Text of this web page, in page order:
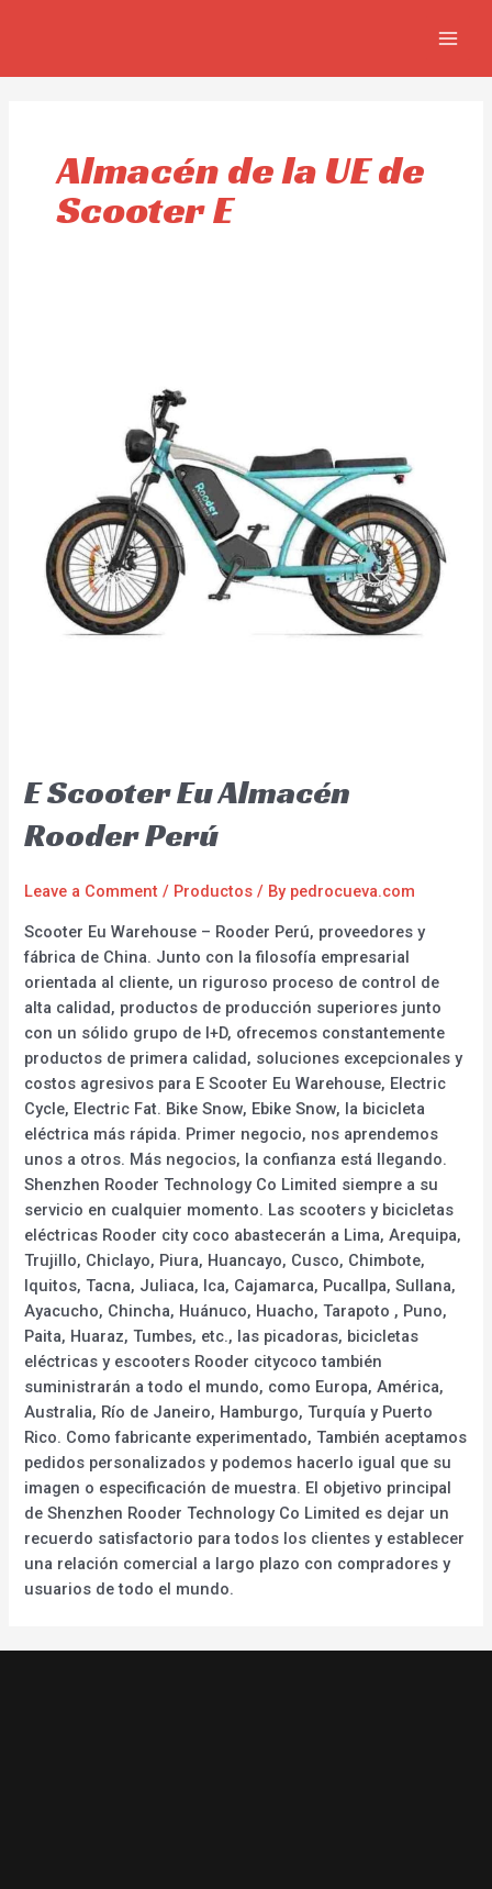
Almacén de la UE de
Scooter E
E Scooter Eu Almacén
Rooder Perú
Leave a Comment / Productos / By pedrocueva.com
Scooter Eu Warehouse – Rooder Perú, proveedores y
fábrica de China. Junto con la filosofía empresarial
orientada al cliente, un riguroso proceso de control de
alta calidad, productos de producción superiores junto
con un sólido grupo de I+D, ofrecemos constantemente
productos de primera calidad, soluciones excepcionales y
costos agresivos para E Scooter Eu Warehouse, Electric
Cycle, Electric Fat. Bike Snow, Ebike Snow, la bicicleta
eléctrica más rápida. Primer negocio, nos aprendemos
unos a otros. Más negocios, la confianza está llegando.
Shenzhen Rooder Technology Co Limited siempre a su
servicio en cualquier momento. Las scooters y bicicletas
eléctricas Rooder city coco abastecerán a Lima, Arequipa,
Trujillo, Chiclayo, Piura, Huancayo, Cusco, Chimbote,
Iquitos, Tacna, Juliaca, Ica, Cajamarca, Pucallpa, Sullana,
Ayacucho, Chincha, Huánuco, Huacho, Tarapoto , Puno,
Paita, Huaraz, Tumbes, etc., las picadoras, bicicletas
eléctricas y escooters Rooder citycoco también
suministrarán a todo el mundo, como Europa, América,
Australia, Río de Janeiro, Hamburgo, Turquía y Puerto
Rico. Como fabricante experimentado, También aceptamos
pedidos personalizados y podemos hacerlo igual que su
imagen o especificación de muestra. El objetivo principal
de Shenzhen Rooder Technology Co Limited es dejar un
recuerdo satisfactorio para todos los clientes y establecer
una relación comercial a largo plazo con compradores y
usuarios de todo el mundo.